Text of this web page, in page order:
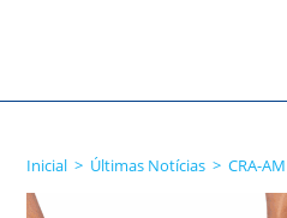
Inicial > Últimas Notícias > CRA-